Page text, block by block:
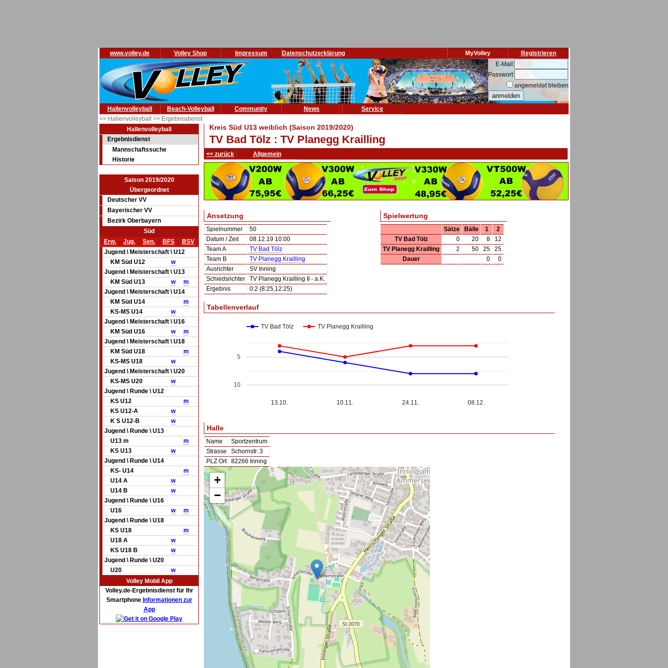
www.volley.de Volley Shop Impressum Datenschutzerklärung Registrieren
MyVolley
E-Mail:
Passwort:
angemeldet bleiben
Hallenvolleyball Beach-Volleyball Community News
Service
>> Hallenvolleyball >> Ergebnisdienst
Hallenvolleyball
Ergebnisdienst
Mannschaftssuche
Historie
Saison 2019/2020
Übergeordnet
Deutscher VV
Bayerischer VV
Bezirk Oberbayern
Süd
Erw.
Jug. Sen. BFS
BSV
Jugend \ Meisterschaft \ U12
KM Süd U12
w
Jugend \ Meisterschaft \ U13
KM Süd U13
w
m
Jugend \ Meisterschaft \ U14
KM Süd U14
m
KS-MS U14
w
Jugend \ Meisterschaft \ U16
KM Süd U16
w
m
Jugend \ Meisterschaft \ U18
KM Süd U18
m
KS-MS U18
w
Jugend \ Meisterschaft \ U20
KS-MS U20
w
Jugend \ Runde \ U12
KS U12
m
KS U12-A
w
K S U12-B
w
Jugend \ Runde \ U13
U13 m
m
KS U13
w
Jugend \ Runde \ U14
KS- U14
m
U14 A
w
U14 B
w
Jugend \ Runde \ U16
U16
w
m
Jugend \ Runde \ U18
KS U18
m
U18 A
w
KS U18 B
w
Jugend \ Runde \ U20
U20
w
Volley Mobil App
Volley.de-Ergebnisdienst für Ihr
Smartphone Informationen zur
App
Kreis Süd U13 weiblich (Saison 2019/2020)
TV Bad Tölz : TV Planegg Krailling
<< zurück Allgemein
Ansetzung
Spielnummer
50
Datum / Zeit
08.12.19 10:00
Team A
TV Bad Tölz
Team B
TV Planegg Krailling
Ausrichter
SV Inning
Schiedsrichter
TV Planegg Krailling II - a.K.
Ergebnis
0:2 (8:25,12:25)
Spielwertung
Sätze Bälle 1
2
TV Bad Tölz
0 20 8
12
TV Planegg Krailling
2 50 25
25
Dauer
0 0
Tabellenverlauf
TV Bad Tölz TV Planegg Krailling
13.10. 10.11. 24.11. 08.12.
5
10
Halle
Name
Sportzentrum
Strasse
Schornstr. 3
PLZ Ort
82266 Inning
+
−